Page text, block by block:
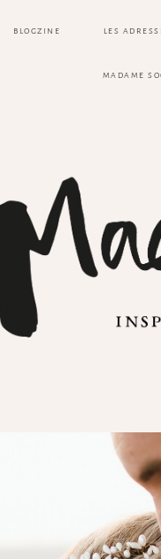
BLOGZINE LES
MADAME